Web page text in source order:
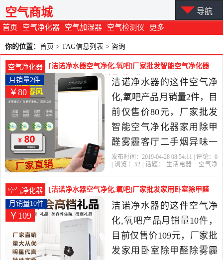
首页 空气净化器 空气加湿器 空气检测仪 更多
空气商城 导航
你的位置： 首页 > TAG信息列表 > 咨询
空气净化器
[洁诺净水器空气净化,氧吧]厂家批发智能空气净化器
家用除甲醛雾霾月销量2件仅售80元
￥80
月销量2件
洁诺净水器的这件空气净
化,氧吧产品月销量2件，目
前仅售价80元，厂家批发
智能空气净化器家用除甲
醛雾霾客厅二手烟异味一
件代发是2019年洁诺净水
比很高的空气净化,氧吧，
由广东 深圳发货。
发布时间：2019-04-28 08:54:11 | 评论： 0
| 浏览： 52| 话题： 生活电器
空气净
空气净化器
[洁诺净水器空气净化,氧吧]厂家批发家用卧室除甲醛
除雾霾PM2.月销量10件仅售109元
￥109
月销量10件
洁诺净水器的这件空气净
化,氧吧产品月销量10件，
目前仅售价109元，厂家批
发家用卧室除甲醛除雾霾